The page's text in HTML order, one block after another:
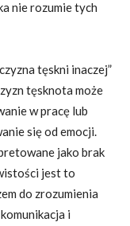
nie rozumie tych
tęskni inaczej”
tęsknota może
w pracę lub
się od emocji.
jako brak
jest to
do zrozumienia
i